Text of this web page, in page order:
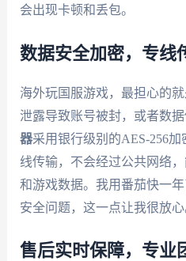
会出现卡顿和丢包。
数据安全加密，专线
海外玩国服游戏，最担心的
泄露导致账号被封，或者数据
器采用银行级别的AES-256
线传输，不会经过公共网络
和游戏数据。我用番茄快一
安全问题，这一点让我很放心
售后实时保障，专业